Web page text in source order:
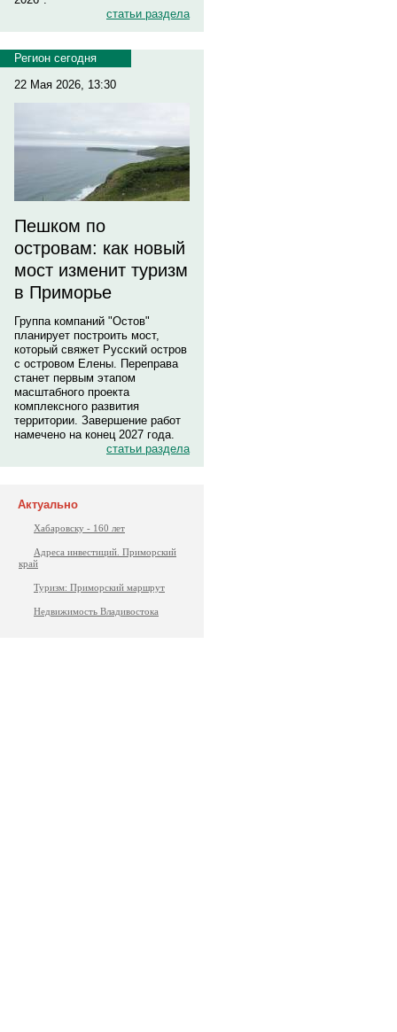
статьи раздела
Регион сегодня
22 Мая 2026, 13:30
Пешком по
островам: как новый
мост изменит туризм
в Приморье
Группа компаний "Остов"
планирует построить мост,
который свяжет Русский остров
с островом Елены. Переправа
станет первым этапом
масштабного проекта
комплексного развития
территории. Завершение работ
намечено на конец 2027 года.
статьи раздела
Актуально
Хабаровску - 160 лет
Адреса инвестиций. Приморский
край
Туризм: Приморский маршрут
Недвижимость Владивостока